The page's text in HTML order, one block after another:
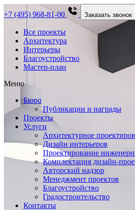
+7 (495) 968-81-00 Заказать звонок
Все проекты
Архитектура
Интерьеры
Благоустройство
Мастер-план
Меню
Бюро
Публикации и награды
Проекты
Услуги
Архитектурное
Дизайн интерьеров
Проектирование
Комплектация дизайн-
Авторский надзор
Менеджмент проектов
Благоустройство
Градостроительство
Контакты